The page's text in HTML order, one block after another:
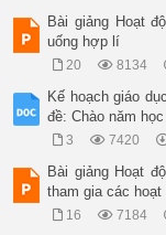
Bài giảng Hoạt
uống hợp lí
20 8134
Kế hoạch giáo
đề: Chào năm
3 7420
Bài giảng Hoạt
tham gia các hoạt
16 7184